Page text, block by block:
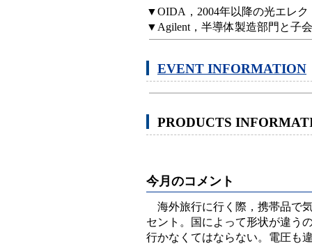
▼OIDA，2004年以降の光エレ
▼Agilent，半導体製造部門と子
EVENT INFORMATION
PRODUCTS
今月のコメント
海外旅行に行く際，携帯品で
セント。国によって形状が違う
行かなくてはならない。電圧も